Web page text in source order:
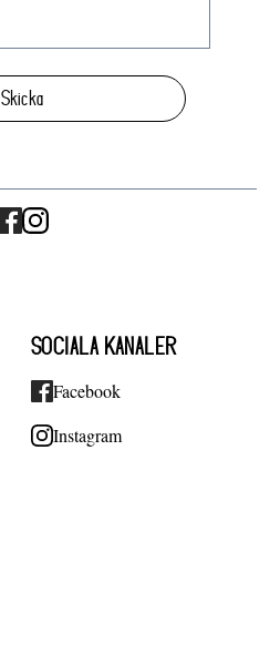
Skicka
SOCIALA KANALER
Facebook
Instagram